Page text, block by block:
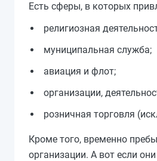
Есть сферы, в которых
религиозная
муниципальная служба;
авиация и флот;
организации,
розничная торговля
Кроме того, временно
организации. А вот если